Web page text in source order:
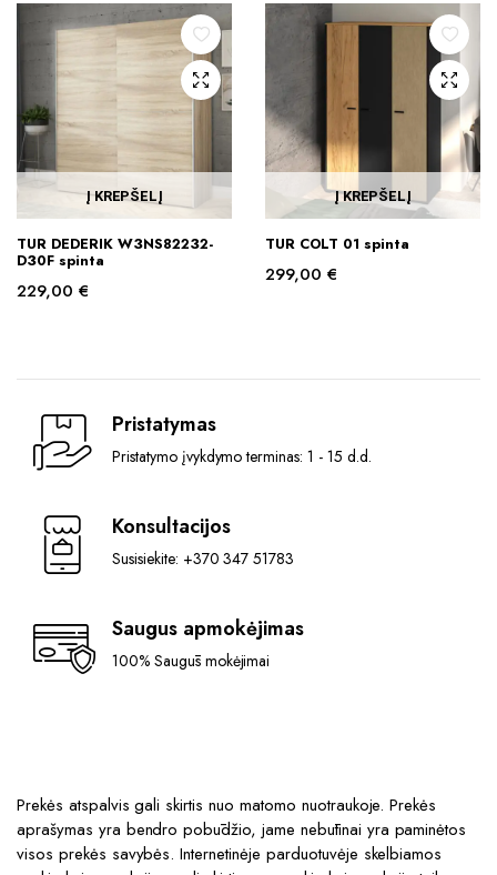
Į KREPŠELĮ
TUR DEDERIK W3NS82232-
D30F spinta
229,00 €
Į KREPŠELĮ
TUR COLT 01 spinta
299,00 €
Pristatymas
Pristatymo įvykdymo terminas: 1 - 15 d.d.
Konsultacijos
Susisiekite: +370 347 51783
Saugus apmokėjimas
100% Saugūs mokėjimai
Prekės atspalvis gali skirtis nuo matomo nuotraukoje. Prekės
aprašymas yra bendro pobūdžio, jame nebūtinai yra paminėtos
visos prekės savybės. Internetinėje parduotuvėje skelbiamos